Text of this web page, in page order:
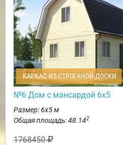
КАРКАС ИЗ СТРОГАНОЙ ДОСКИ
№6 Дом с мансардой 6х5
Размер: 6х5 м
Общая площадь: 48.142
1768450